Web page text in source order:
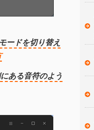
ードを切り替え
ある音符のよう